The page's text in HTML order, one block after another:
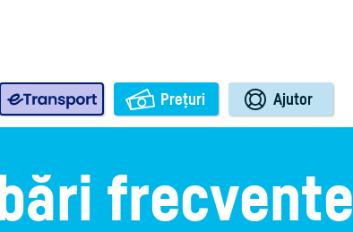
e-Transport Prețuri Ajutor
frecvente